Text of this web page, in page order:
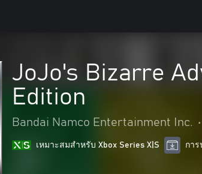
JoJo's Bizarre
Edition
Bandai Namco Entertainment Inc. •
เหมาะสมสําหรับ Xbox Series X|S การ